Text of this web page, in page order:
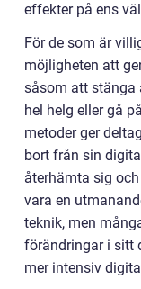
effekter på ens
För de som är
möjligheten att
såsom att stänga
hel helg eller gå
metoder ger
bort från sin
återhämta sig
vara en
teknik, men
förändringar i sitt
mer intensiv